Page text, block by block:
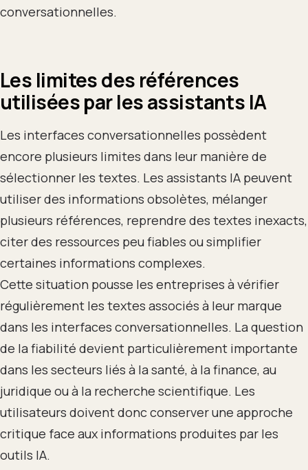
conversationnelles.
Les limites des références
utilisées par les assistants IA
Les interfaces conversationnelles possèdent
encore plusieurs limites dans leur manière de
sélectionner les textes. Les assistants IA peuvent
utiliser des informations obsolètes, mélanger
plusieurs références, reprendre des textes inexacts,
citer des ressources peu fiables ou simplifier
certaines informations complexes.
Cette situation pousse les entreprises à vérifier
régulièrement les textes associés à leur marque
dans les interfaces conversationnelles. La question
de la fiabilité devient particulièrement importante
dans les secteurs liés à la santé, à la finance, au
juridique ou à la recherche scientifique. Les
utilisateurs doivent donc conserver une approche
critique face aux informations produites par les
outils IA.